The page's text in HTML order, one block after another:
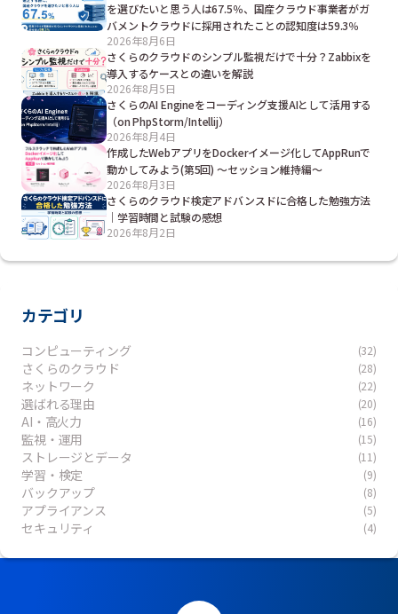
を選びたいと思う人は67.5％、国産クラウド事業者がガ
バメントクラウドに採用されたことの認知度は59.3％
2026年8月6日
さくらのクラウドのシンプル監視だけで十分？Zabbixを
導入するケースとの違いを解説
2026年8月5日
さくらのAI Engineをコーディング支援AIとして活用する
（on PhpStorm/Intellij）
2026年8月4日
作成したWebアプリをDockerイメージ化してAppRunで
動かしてみよう(第5回) ～セッション維持編～
2026年8月3日
さくらのクラウド検定アドバンスドに合格した勉強方法
｜学習時間と試験の感想
2026年8月2日
カテゴリ
コンピューティング (32)
さくらのクラウド (28)
ネットワーク (22)
選ばれる理由 (20)
AI・高火力 (16)
監視・運用 (15)
ストレージとデータ (11)
学習・検定 (9)
バックアップ (8)
アプライアンス (5)
セキュリティ (4)